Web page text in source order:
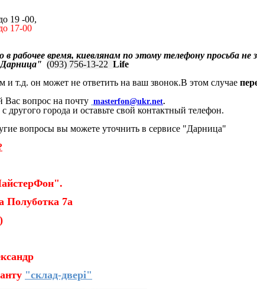
19 -00,
17-00
рабочее время, киевлянам по этому телефону просьба не
(093) 756-13-22 Life
и т.д. он может не ответить на ваш звонок.В этом случае
вопрос на почту masterfon@ukr.net.
другого города и оставьте свой контактный телефон.
вопросы вы можете уточнить в сервисе "Дарница"
Полуботка 7а
"склад-двері"